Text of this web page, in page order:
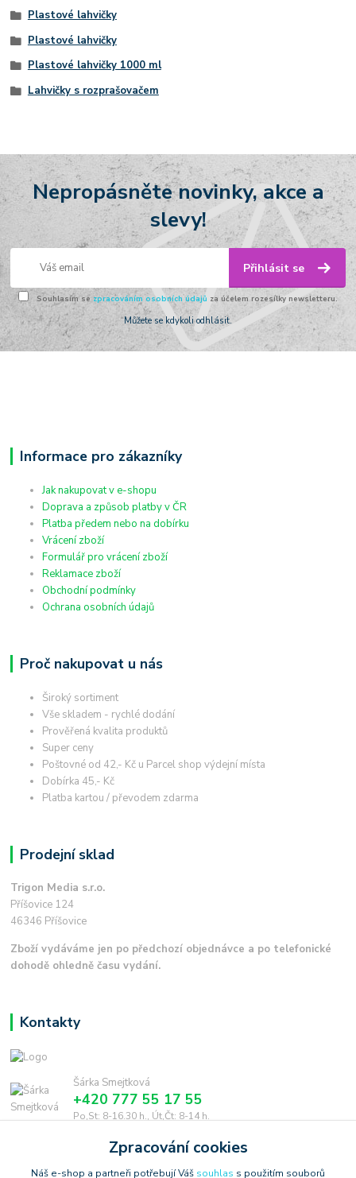
Plastové lahvičky
Plastové lahvičky
Plastové lahvičky 1000 ml
Lahvičky s rozprašovačem
Nepropásněte novinky, akce a
slevy!
Přihlásit se
Souhlasím se zpracováním osobních údajů za účelem rozesílky newsletteru.
Můžete se kdykoli odhlásit.
Informace pro zákazníky
Jak nakupovat v e-shopu
Doprava a způsob platby v ČR
Platba předem nebo na dobírku
Vrácení zboží
Formulář pro vrácení zboží
Reklamace zboží
Obchodní podmínky
Ochrana osobních údajů
Proč nakupovat u nás
Široký sortiment
Vše skladem - rychlé dodání
Prověřená kvalita produktů
Super ceny
Poštovné od 42,- Kč u Parcel shop výdejní místa
Dobírka 45,- Kč
Platba kartou / převodem zdarma
Prodejní sklad
Trigon Media s.r.o.
Příšovice 124
46346 Příšovice
Zboží vydáváme jen po předchozí objednávce a po telefonické
dohodě ohledně času vydání.
Kontakty
Šárka Smejtková
+420 777 55 17 55
Po,St: 8-16.30 h., Út,Čt: 8-14 h.
smejtkova@trigonmedia.czZpracování cookies
Náš e-shop a partneři potřebují Váš souhlas s použitím souborů